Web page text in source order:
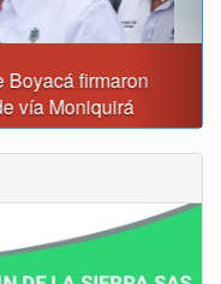
para el viernes